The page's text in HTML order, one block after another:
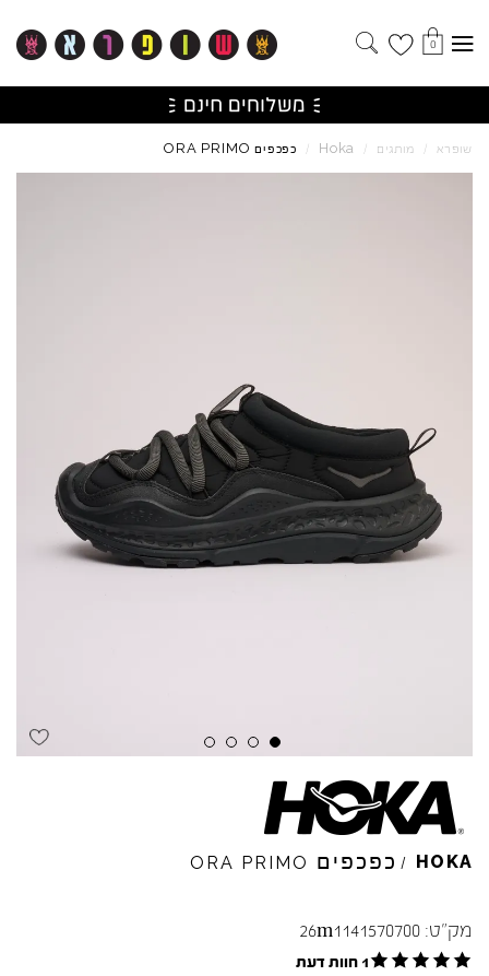
0
שופרא / מותגים /
Hoka
/ כפכפים ORA PRIMO
HOKA
/ כפכפים ORA PRIMO
מק"ט: 26m1141570700
1 חוות דעת